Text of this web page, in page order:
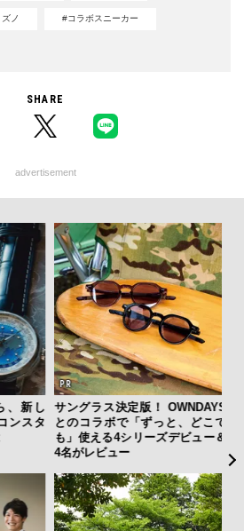
ノ #コラボスニーカー
SHARE
advertisement
新し
ンスタ
サングラス決定版！ OWNDAYS
とのコラボで「ずっと、どこで
も」使える4シリーズデビュー＆
4名がレビュー
店